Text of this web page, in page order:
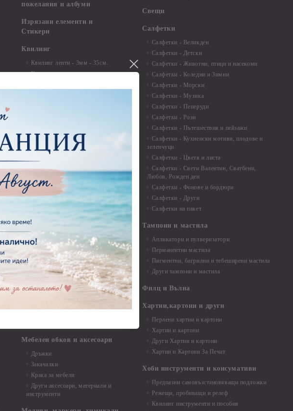
пожелания и албуми
Изрязани елементи и
Стикери
Квилинг
Квилинг ленти - 3мм - 35см.
Квилинг ленти - микс
Комплекти за декорация
Лепила и лепящи средства
Лепила
Лепящи ленти
3D Повдигащи квадратчета и
ленти
Велкро
Силикон
Фото ъгли
Макраме
Макраме Основи - до 6,00 см
Макраме Основи - 7,00 - 15,00 см
Макраме Основи - над 15,00 см
Мебелен обков и аксесоари
Дръжки
Закачалки
Крака за мебели
Други аксесоари, материали и
инструменти
Свещи
Салфетки
Салфетки - Великден
Салфетки - Детски
Салфетки - Животни, птици и насекоми
Салфетки - Коледни и Зимни
Салфетки - Морски
Салфетки - Музика
Салфетки - Пеперуди
Салфетки - Рози
Салфетки - Пътешествия и пейзажи
Салфетки - Кухненски мотиви, плодове и
зеленчуци
Салфетки - Цветя и листа
Салфетки - Свети Валентин, Сватбени,
Любов, Рожден ден
Салфетки - Фонове и бордюри
Салфетки - Други
Салфетки на пакет
Тампони и мастила
Апликатори и пулверизатори
Перманентни мастила
Пигментни, багрилни и тебеширени мастила
Други тампони и мастила
Филц и Вълна
Хартии,картони и други
Перлени хартии и картони
Хартии и картони
Други Хартии и картони
Хартии и Картони За Печат
Хоби инструменти и консумативи
Предпазни самовъзстановяващи подложки
Режещи, пробиващи и релеф
Квилинг инструменти и пособия